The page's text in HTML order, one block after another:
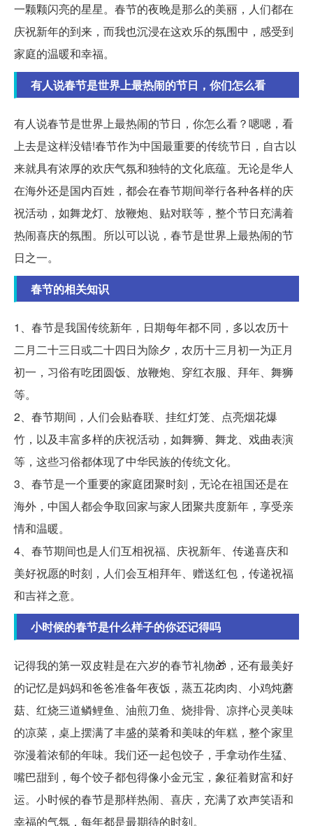
一颗颗闪亮的星星。春节的夜晚是那么的美丽，人们都在
庆祝新年的到来，而我也沉浸在这欢乐的氛围中，感受到
家庭的温暖和幸福。
有人说春节是世界上最热闹的节日，你们怎么看
有人说春节是世界上最热闹的节日，你怎么看？嗯嗯，看
上去是这样没错!春节作为中国最重要的传统节日，自古以
来就具有浓厚的欢庆气氛和独特的文化底蕴。无论是华人
在海外还是国内百姓，都会在春节期间举行各种各样的庆
祝活动，如舞龙灯、放鞭炮、贴对联等，整个节日充满着
热闹喜庆的氛围。所以可以说，春节是世界上最热闹的节
日之一。
春节的相关知识
1、春节是我国传统新年，日期每年都不同，多以农历十
二月二十三日或二十四日为除夕，农历十三月初一为正月
初一，习俗有吃团圆饭、放鞭炮、穿红衣服、拜年、舞狮
等。
2、春节期间，人们会贴春联、挂红灯笼、点亮烟花爆
竹，以及丰富多样的庆祝活动，如舞狮、舞龙、戏曲表演
等，这些习俗都体现了中华民族的传统文化。
3、春节是一个重要的家庭团聚时刻，无论在祖国还是在
海外，中国人都会争取回家与家人团聚共度新年，享受亲
情和温暖。
4、春节期间也是人们互相祝福、庆祝新年、传递喜庆和
美好祝愿的时刻，人们会互相拜年、赠送红包，传递祝福
和吉祥之意。
小时候的春节是什么样子的你还记得吗
记得我的第一双皮鞋是在六岁的春节礼物🎁，还有最美好
的记忆是妈妈和爸爸准备年夜饭，蒸五花肉肉、小鸡炖蘑
菇、红烧三道鳞鲤鱼、油煎刀鱼、烧排骨、凉拌心灵美味
的凉菜，桌上摆满了丰盛的菜肴和美味的年糕，整个家里
弥漫着浓郁的年味。我们还一起包饺子，手拿动作生猛、
嘴巴甜到，每个饺子都包得像小金元宝，象征着财富和好
运。小时候的春节是那样热闹、喜庆，充满了欢声笑语和
幸福的气氛，每年都是最期待的时刻。